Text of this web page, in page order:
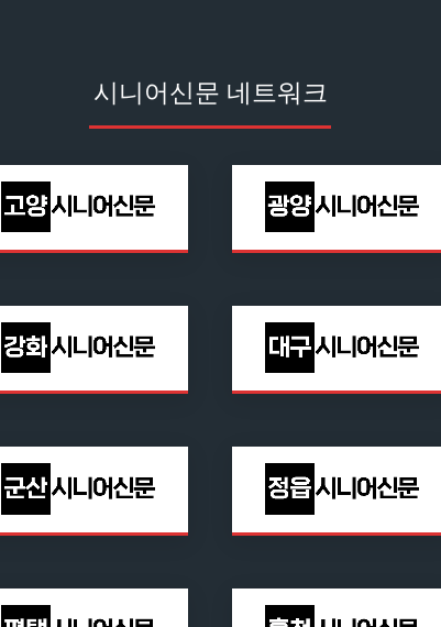
시니어신문 네트워크